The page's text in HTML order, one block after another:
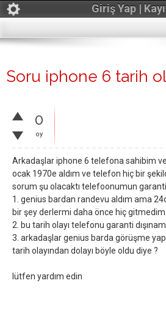
Giriş Yap |
Soru iphone 6 tarih
0
oy
Arkadaşlar iphone 6 telefona sahibim
ocak 1970e aldım ve telefon hiç bir
sorum şu olacaktı telefoonumun
1. genius bardan randevu aldım ama
bir şey derlermi daha önce hiç
2. bu tarih olayı telefonu garanti
3. arkadaşlar genius barda görüşme
tarih olayından dolayı böyle oldu diye ?
lütfen yardım edin